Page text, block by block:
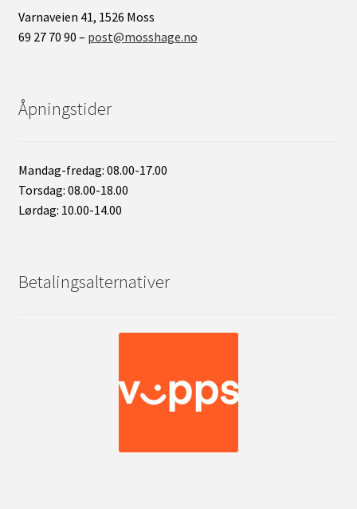
Varnaveien 41, 1526 Moss
69 27 70 90 – post@mosshage.no
Åpningstider
Mandag-fredag: 08.00-17.00
Torsdag: 08.00-18.00
Lørdag: 10.00-14.00
Betalingsalternativer